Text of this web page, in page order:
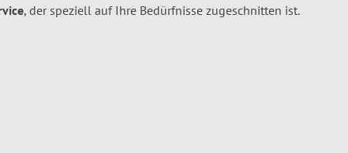
, der speziell auf Ihre Bedürfnisse zugeschnitten ist.